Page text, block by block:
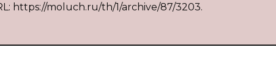
https://moluch.ru/th/1/archive/87/3203.